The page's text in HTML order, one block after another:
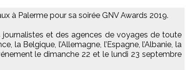
à Palerme pour sa soirée GNV Awards 2019.
et des agences de voyages de toute
la Belgique, l’Allemagne, l’Espagne, l’Albanie, la
le dimanche 22 et le lundi 23 septembre